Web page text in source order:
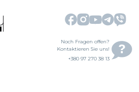
Noch Fragen offen?
Kontaktieren Sie uns!
+380 97 270 38 13